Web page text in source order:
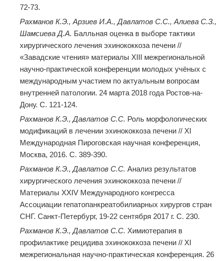
72-73.
Рахманов К.Э., Арзиев И.А., Давлатов С.С., Алиева С.З.,
Шамсиева Д.А. Балльная оценка в выборе тактики
хирургического лечения эхинококкоза печени //
«Завадские чтения» материалы ХIII межрегиональной
научно-практической конференции молодых учёных с
международным участием по актуальным вопросам
внутренней патологии. 24 марта 2018 года Ростов-на-
Дону. C. 121-124.
Рахманов К.Э., Давлатов С.С. Роль морфологических
модификаций в лечении эхинококкоза печени // XI
Международная Пироговская научная конференция,
Москва, 2016. C. 389-390.
Рахманов К.Э., Давлатов С.С. Анализ результатов
хирургического лечения эхинококкоза печени //
Материалы ХХIV Международного конгресса
Ассоциации гепатопанкреатобилиарных хирургов стран
СНГ. Санкт-Петербург, 19-22 сентября 2017 г. C. 230.
Рахманов К.Э., Давлатов С.С. Химиотерапия в
профилактике рецидива эхинококкоза печени // ХI
межрегиональная научно-практическая конференция. 26